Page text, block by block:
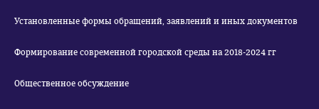
Установленные формы обращений, заявлений и иных документов
Формирование современной городской среды на 2018-2024 гг
Общественное обсуждение